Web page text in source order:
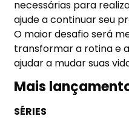
necessárias para
ajude a continuar seu
O maior desafio será
transformar a rotina e
ajudar a mudar suas
Mais
SÉRIES